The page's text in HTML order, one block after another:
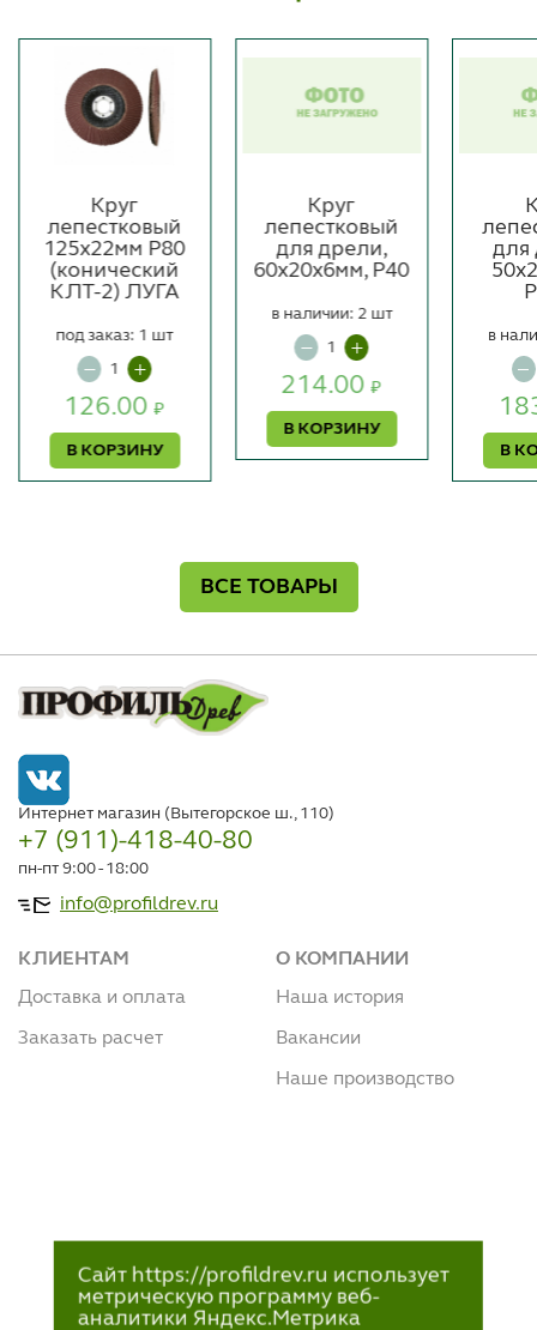
Круг
лепестковый
125х22мм P80
(конический
КЛТ-2) ЛУГА
126.00₽
В КОРЗИНУ
под заказ: 1 шт
Круг
лепестковый
для дрели,
60x20x6мм, P40
214.00₽
В КОРЗИНУ
в наличии: 2 шт
для
В
в
ВСЕ ТОВАРЫ
Интернет магазин (Вытегорское ш., 110)
+7 (911)-418-40-80
пн-пт 9:00 - 18:00
info@profildrev.ru
КЛИЕНТАМ
Доставка и оплата
Заказать расчет
О КОМПАНИИ
Наша история
Вакансии
Наше производство
Сайт https://profildrev.ru использует
метрическую программу веб-
аналитики Яндекс.Метрика